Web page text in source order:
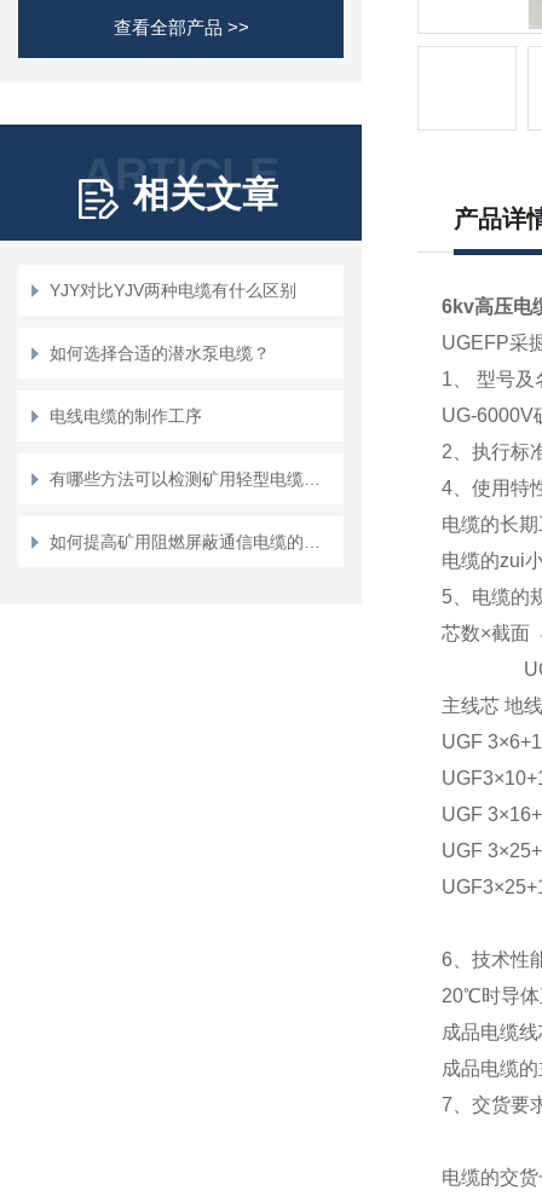
查看全部产品 >>
ARTICLE
相关文章
YJY对比YJV两种电缆有什么区别
如何选择合适的潜水泵电缆？
电线电缆的制作工序
产品详
6kv高压电
UGEFP采
1、 型号及
UG-6000V
2、执行标
4、使用特
电缆的长
电缆的zui
5、电缆的
芯数×截面
主线芯 地
UGF
UGF
UGF
6、技术性
20℃时导体
成品电缆
成品电缆
7、交货要
电缆的交